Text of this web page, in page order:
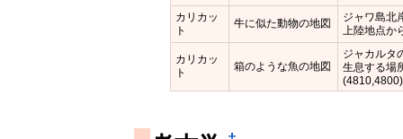
カリカッ
ト
牛に似た動物の地図
ジャワ島北
上陸地点か
カリカッ
ト
箱のような魚の地図
ジャカルタ
生息する場
(4810,4800)